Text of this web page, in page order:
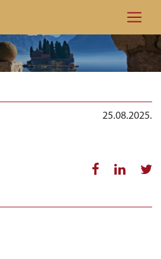
25.08.2025.